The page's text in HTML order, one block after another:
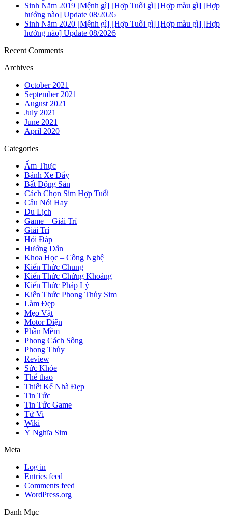
Sinh Năm 2019 [Mệnh gì] [Hợp Tuổi gì] [Hợp màu gì] [Hợp
hướng nào] Update 08/2026
Sinh Năm 2020 [Mệnh gì] [Hợp Tuổi gì] [Hợp màu gì] [Hợp
hướng nào] Update 08/2026
Recent Comments
Archives
October 2021
September 2021
August 2021
July 2021
June 2021
April 2020
Categories
Ẩm Thực
Bánh Xe Đẩy
Bất Động Sản
Cách Chọn Sim Hợp Tuổi
Câu Nói Hay
Du Lịch
Game – Giải Trí
Giải Trí
Hỏi Đáp
Hướng Dẫn
Khoa Học – Công Nghệ
Kiến Thức Chung
Kiến Thức Chứng Khoáng
Kiến Thức Pháp Lý
Kiến Thức Phong Thủy Sim
Làm Đẹp
Mẹo Vặt
Motor Điện
Phần Mềm
Phong Cách Sống
Phong Thủy
Review
Sức Khỏe
Thể thao
Thiết Kế Nhà Đẹp
Tin Tức
Tin Tức Game
Tử Vi
Wiki
Ý Nghĩa Sim
Meta
Log in
Entries feed
Comments feed
WordPress.org
Danh Mục